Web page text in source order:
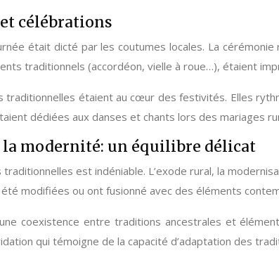
célébrations
était dicté par les coutumes locales. La
traditionnels (accordéon, vielle à roue…), étaient
traditionnelles étaient au cœur des festivités. Elles
dédiées aux danses et chants lors des mariages
la modernité: un équilibre délicat
traditionnelles est indéniable. L’exode rural, la
modifiées ou ont fusionné avec des éléments
coexistence entre traditions ancestrales et
qui témoigne de la capacité d’adaptation des